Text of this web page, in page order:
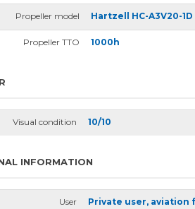
Propeller model Hartzell HC-A3V20-1D
Propeller TTO 1000h
Visual condition 10/10
INFORMATION
User Private user, aviation